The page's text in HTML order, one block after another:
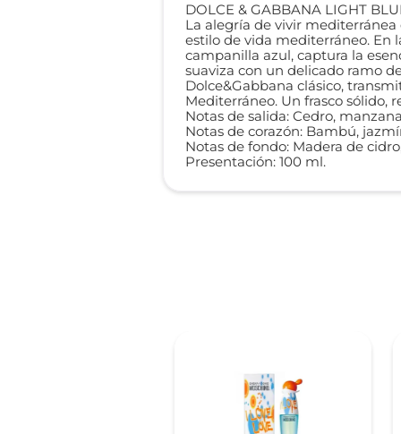
DOLCE & GABBANA LIGHT
La alegría de vivir mediterránea
estilo de vida mediterráneo. En
campanilla azul, captura la
suaviza con un delicado ramo
Dolce&Gabbana clásico,
Mediterráneo. Un frasco sólido,
Notas de salida: Cedro,
Notas de corazón: Bambú,
Notas de fondo: Madera de
Presentación: 100 ml.